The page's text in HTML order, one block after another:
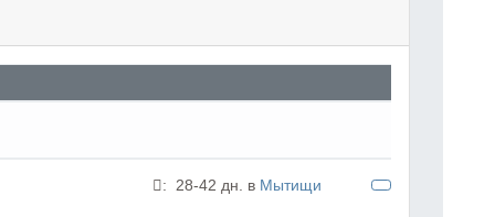
: 28-42 дн. в Мытищи